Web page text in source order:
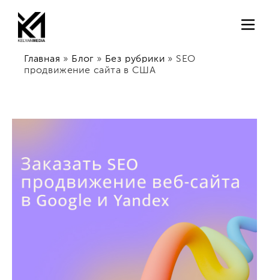
Главная » Блог » Без рубрики » SEO
продвижение сайта в США